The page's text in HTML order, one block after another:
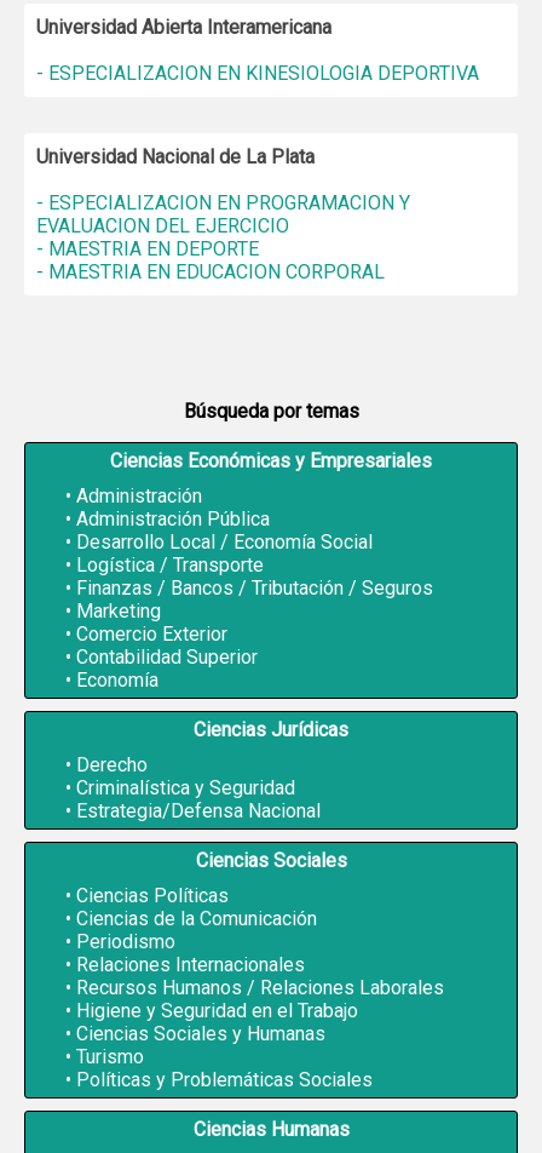
Búsqueda por temas
Ciencias Económicas y Empresariales
Administración
Administración Pública
Desarrollo Local / Economía Social
Logística / Transporte
Finanzas / Bancos / Tributación / Seguros
Marketing
Comercio Exterior
Contabilidad Superior
Economía
Ciencias Jurídicas
Derecho
Criminalística y Seguridad
Estrategia/Defensa Nacional
Ciencias Sociales
Ciencias Políticas
Ciencias de la Comunicación
Periodismo
Relaciones Internacionales
Recursos Humanos / Relaciones Laborales
Higiene y Seguridad en el Trabajo
Ciencias Sociales y Humanas
Turismo
Políticas y Problemáticas Sociales
Ciencias Humanas
Universidad Abierta Interamericana
- ESPECIALIZACION EN KINESIOLOGIA DEPORTIVA
Universidad Nacional de La Plata
- ESPECIALIZACION EN PROGRAMACION Y
EVALUACION DEL EJERCICIO
- MAESTRIA EN DEPORTE
- MAESTRIA EN EDUCACION CORPORAL